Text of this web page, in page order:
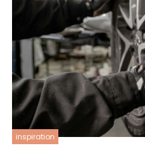
inspiration